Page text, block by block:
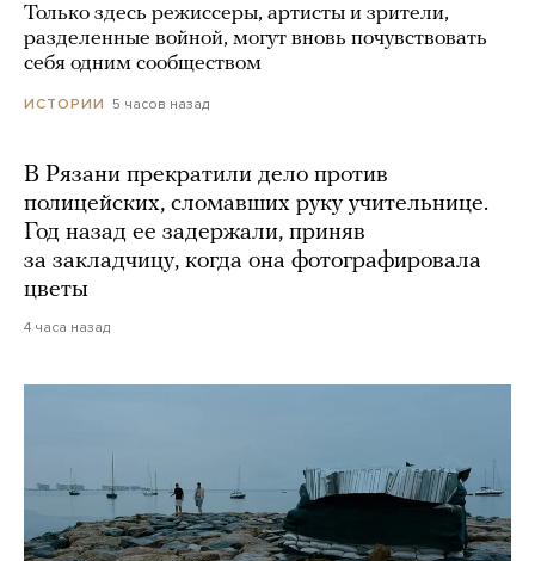
Только здесь режиссеры, артисты и зрители,
разделенные войной, могут вновь почувствовать
себя одним сообществом
ИСТОРИИ 5 часов назад
В Рязани прекратили дело против
полицейских, сломавших руку учительнице.
Год назад ее задержали, приняв
за закладчицу, когда она фотографировала
цветы
4 часа назад